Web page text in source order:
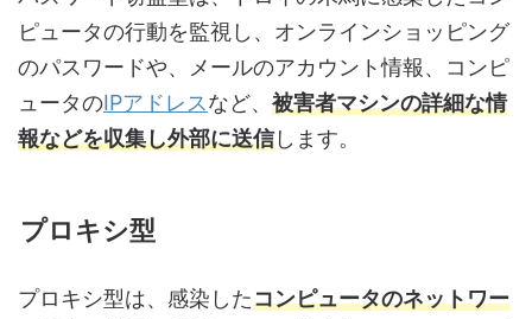
ピュータの行動を監視し、オンラインショッピング
のパスワードや、メールのアカウント情報、コンピ
ュータのIPアドレスなど、 被害者マシンの詳細な情
報などを収集し外部に送信します。
プロキシ型
プロキシ型は、感染したコンピュータのネットワー